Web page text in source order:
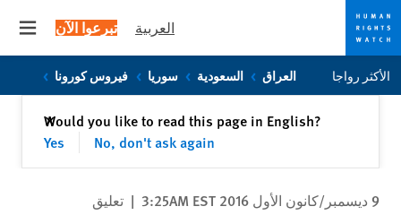
Skip
to
Skip
to
العربية تبرعوا الآن
الأكثر رواجا العراق السعودية سوريا فيروس كورونا
Would you like to read this page in English?
Yes
No, don't ask again
✕إغلاق
9 ديسمبر/كانون الأول 2016 3:25AM EST | تعليق